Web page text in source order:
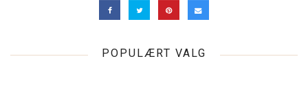
POPULÆRT VALG